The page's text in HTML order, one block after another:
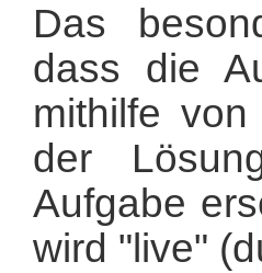
Das
dass die
mithilfe
der
Aufgabe
wird "live"